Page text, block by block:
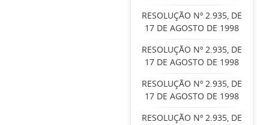
RESOLUÇÃO Nº 2.935, DE
17 DE AGOSTO DE 1998
RESOLUÇÃO Nº 2.935, DE
17 DE AGOSTO DE 1998
RESOLUÇÃO Nº 2.935, DE
17 DE AGOSTO DE 1998
RESOLUÇÃO Nº 2.935, DE